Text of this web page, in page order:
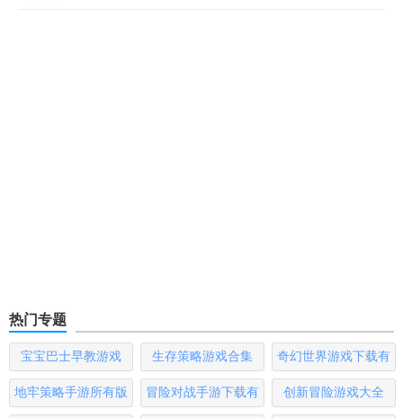
热门专题
宝宝巴士早教游戏 生存策略游戏合集
奇幻世界游戏下载有
哪些
地牢策略手游所有版
冒险对战手游下载有
创新冒险游戏大全